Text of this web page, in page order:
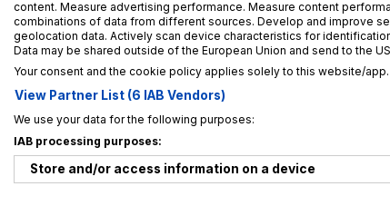
content. Measure advertising performance. Measure content
combinations of data from different sources. Develop and improve
geolocation data. Actively scan device characteristics for
Data may be shared outside of the European Union and send to the
Your consent and the cookie policy applies solely to this website/app.
View Partner List (6 IAB Vendors)
We use your data for the following purposes:
IAB processing purposes:
Store and/or access information on a device